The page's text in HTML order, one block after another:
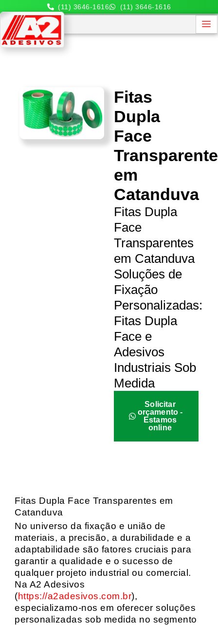
(11) 3646-1616 (11) 3646-1616
Fitas
Dupla
Face
em
Catanduva
Fitas Dupla
Face
Transparentes
em Catanduva
Soluções de
Fixação
Personalizadas:
Fitas Dupla
Face e
Adesivos
Industriais Sob
Medida
Solicitar
orçamento -
Estamos
online
Fitas Dupla Face Transparentes em
Catanduva
No universo da fixação e união de
materiais, a precisão, a durabilidade e a
adaptabilidade são fatores cruciais para
garantir a qualidade e o sucesso de
qualquer projeto industrial ou comercial.
Na A2 Adesivos
(https://a2adesivos.com.br),
especializamo-nos em oferecer soluções
personalizadas sob medida no segmento